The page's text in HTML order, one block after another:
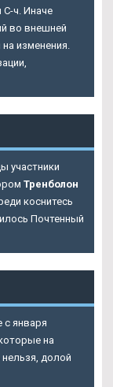
С-ч. Иначе
во внешней
изменения.
участники
Тренболон
коснитесь
Почтенный
с января
на
долой